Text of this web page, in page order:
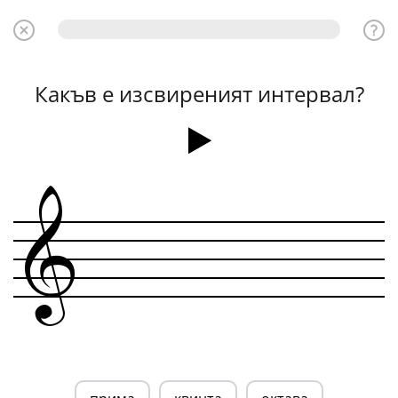
Какъв е изсвиреният интервал?
&